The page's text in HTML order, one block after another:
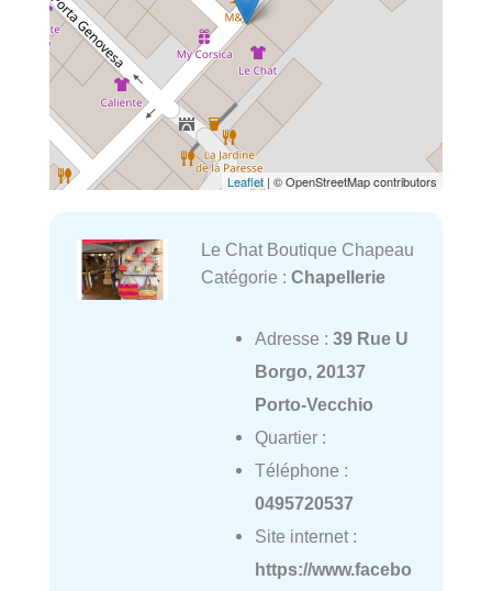
Leaflet | © OpenStreetMap contributors
Le Chat Boutique Chapeau
Catégorie : Chapellerie
Adresse : 39 Rue U
Borgo, 20137
Porto-Vecchio
Quartier :
Téléphone :
0495720537
Site internet :
https://www.facebo